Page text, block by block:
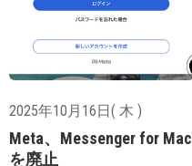
2025年10月16日( 木 )
Meta、Messenger for Mac
を廃止